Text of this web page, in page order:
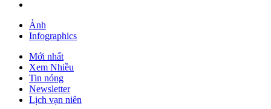
Ảnh
Infographics
Mới nhất
Xem Nhiều
Tin nóng
Newsletter
Lịch vạn niên